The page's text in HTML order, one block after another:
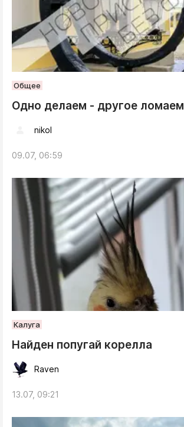
Общее
Одно делаем - другое ломаем
nikol
09.07, 06:59
Калуга
Найден попугай корелла
Raven
13.07, 09:21